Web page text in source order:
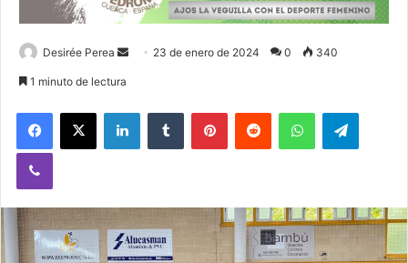
Desirée Perea
m
a
i
23 de enero de 2024 0 340
1 minuto de lectura